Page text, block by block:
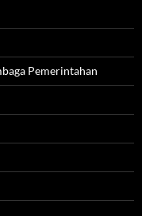
Pemerintahan